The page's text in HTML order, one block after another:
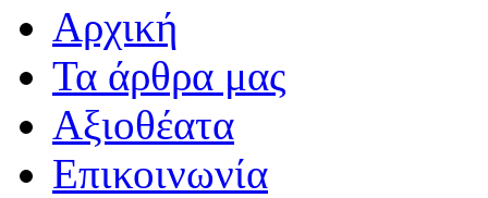
Αρχική
Τα άρθρα μας
Αξιοθέατα
Επικοινωνία